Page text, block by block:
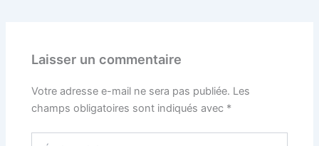
Laisser un commentaire
Votre adresse e-mail ne sera pas publiée. Les
champs obligatoires sont indiqués avec *